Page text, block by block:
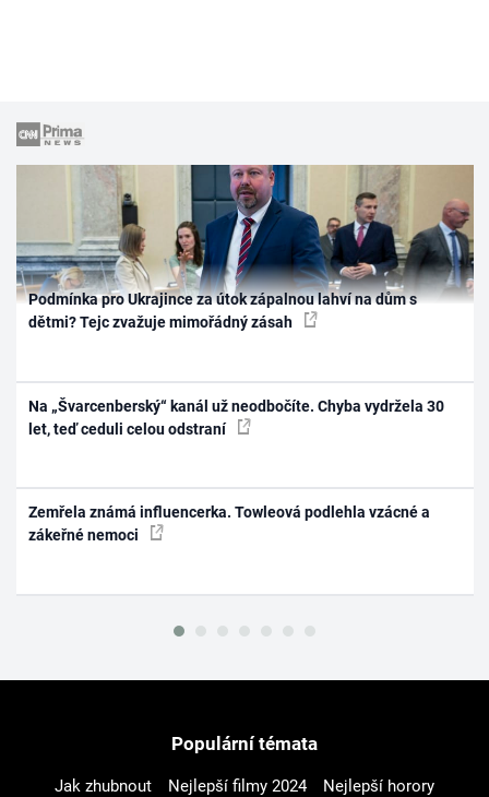
Podmínka pro Ukrajince za útok zápalnou lahví na dům s
dětmi? Tejc zvažuje mimořádný zásah
Na „Švarcenberský“ kanál už neodbočíte. Chyba vydržela 30
let, teď ceduli celou odstraní
Zemřela známá influencerka. Towleová podlehla vzácné a
zákeřné nemoci
Populární témata
Jak zhubnout Nejlepší filmy 2024
Nejlepší horory